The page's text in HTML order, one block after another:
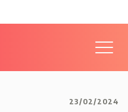
23/02/2024